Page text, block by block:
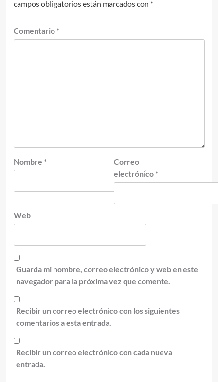
campos obligatorios están marcados con *
Comentario *
Nombre *
Correo
electrónico *
Web
Guarda mi nombre, correo electrónico y web en este
navegador para la próxima vez que comente.
Recibir un correo electrónico con los siguientes
comentarios a esta entrada.
Recibir un correo electrónico con cada nueva
entrada.